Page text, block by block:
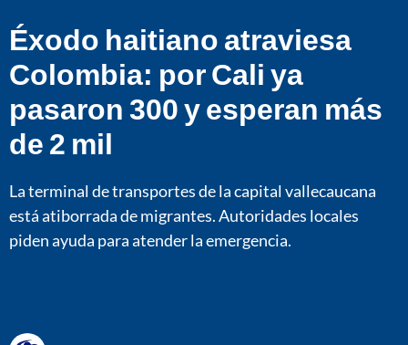
Éxodo haitiano atraviesa
Colombia: por Cali ya
pasaron 300 y esperan más
de 2 mil
La terminal de transportes de la capital vallecaucana
está atiborrada de migrantes. Autoridades locales
piden ayuda para atender la emergencia.